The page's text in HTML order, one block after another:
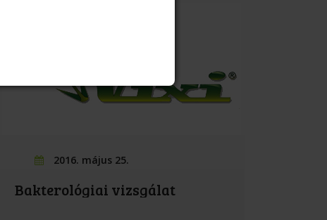
2016. május 25.
Bakterológiai vizsgálat